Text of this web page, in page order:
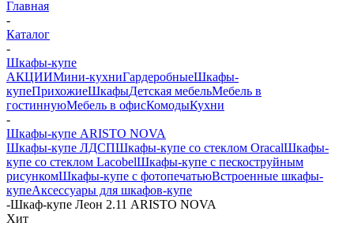
Главная
-
Каталог
-
Шкафы-купе
АКЦИИМини-кухниГардеробныеШкафы-
купеПрихожиеШкафыДетская мебельМебель в
гостиннуюМебель в офисКомодыКухни
-
Шкафы-купе ARISTO NOVA
Шкафы-купе ЛДСПШкафы-купе со стеклом OracalШкафы-
купе со стеклом LacobelШкафы-купе с пескоструйным
рисункомШкафы-купе с фотопечатьюВстроенные шкафы-
купеАксессуары для шкафов-купе
-Шкаф-купе Леон 2.11 ARISTO NOVA
Хит